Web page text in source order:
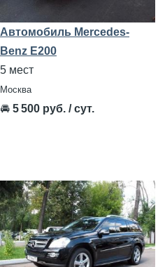
Автомобиль Mercedes-
Benz E200
5 мест
Москва
🚘 5 500 руб. / сут.